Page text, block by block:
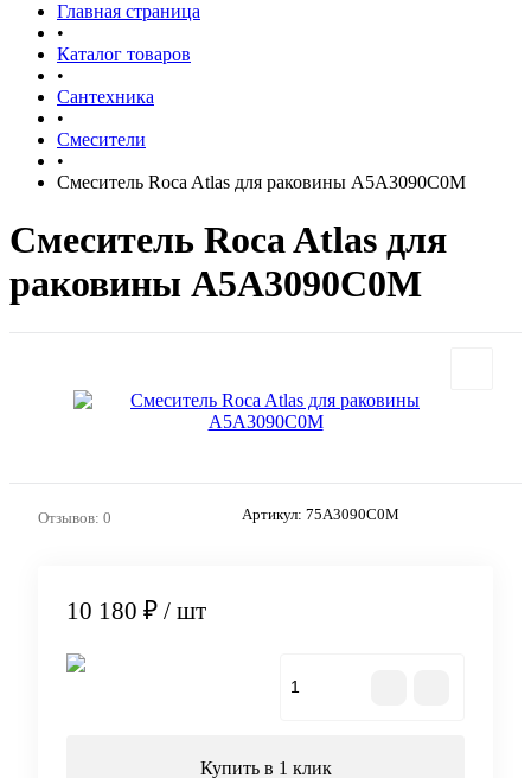
Главная страница
•
Каталог товаров
•
Сантехника
•
Смесители
•
Смеситель Roca Atlas для раковины A5A3090C0M
Смеситель Roca Atlas для
раковины A5A3090C0M
Отзывов: 0 Артикул: 75A3090C0M
10 180 ₽ / шт
Купить в 1 клик